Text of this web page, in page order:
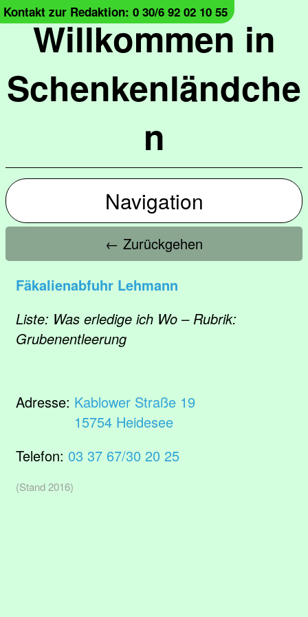
Willkommen in
Schenkenländche
n
Kontakt zur Redaktion: 0 30/6 92 02 10 55
Navigation
← Zurückgehen
Fäkalienabfuhr Lehmann
Liste: Was erledige ich Wo – Rubrik:
Grubenentleerung
Adresse: Kablower Straße 19
15754 Heidesee
Telefon: 03 37 67/30 20 25
(Stand 2016)